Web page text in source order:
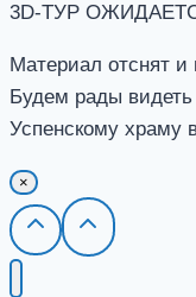
3D-ТУР
Материал отснят и
Будем рады видеть
Успенскому храму
×